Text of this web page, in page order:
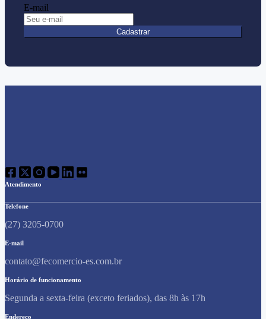
E-mail
Cadastrar
Atendimento
Telefone
(27) 3205-0700
E-mail
contato@fecomercio-es.com.br
Horário de funcionamento
Segunda a sexta-feira (exceto feriados), das 8h às 17h
Endereço